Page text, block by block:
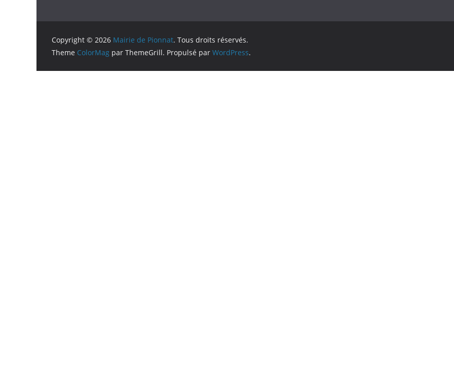
Copyright © 2026 Mairie de Pionnat. Tous droits réservés.
Theme ColorMag par ThemeGrill. Propulsé par WordPress.